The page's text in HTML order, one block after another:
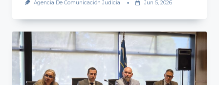
Agencia De Comunicación Judicial Jun 5, 2026